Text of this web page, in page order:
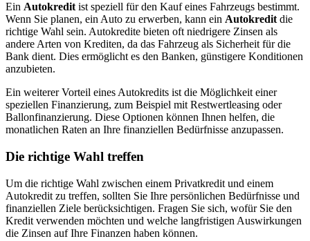
Ein Autokreditist speziell für den Kauf eines Fahrzeugs bestimmt.
Wenn Sie planen, ein Auto zu erwerben, kann ein Autokreditdie
richtige Wahl sein. Autokredite bieten oft niedrigere Zinsen als
andere Arten von Krediten, da das Fahrzeug als Sicherheit für die
Bank dient. Dies ermöglicht es den Banken, günstigere Konditionen
anzubieten.
Ein weiterer Vorteil eines Autokredits ist die Möglichkeit einer
speziellen Finanzierung, zum Beispiel mit Restwertleasing oder
Ballonfinanzierung. Diese Optionen können Ihnen helfen, die
monatlichen Raten an Ihre finanziellen Bedürfnisse anzupassen.
Die richtige Wahl treffen
Um die richtige Wahl zwischen einem Privatkredit und einem
Autokredit zu treffen, sollten Sie Ihre persönlichen Bedürfnisse und
finanziellen Ziele berücksichtigen. Fragen Sie sich, wofür Sie den
Kredit verwenden möchten und welche langfristigen Auswirkungen
die Zinsen auf Ihre Finanzen haben können.